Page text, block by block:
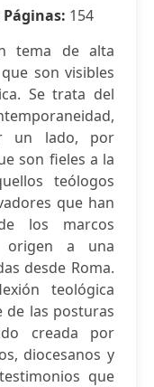
154
tema de alta
son visibles
Se trata del
un lado, por
son fieles a la
teólogos
que han
los marcos
a una
desde Roma.
teológica
de las posturas
creada por
diocesanos y
que